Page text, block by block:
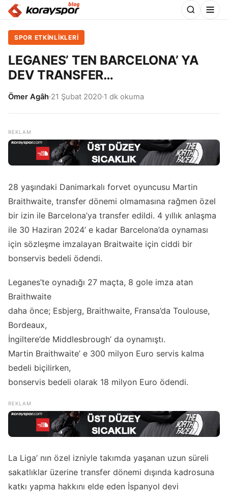
SPOR ETKİNLİKLERİ
LEGANES’ TEN BARCELONA’ YA
DEV TRANSFER…
Ömer Agâh·21 Şubat 2020·1 dk okuma
28 yaşındaki Danimarkalı forvet oyuncusu Martin
Braithwaite, transfer dönemi olmamasına rağmen özel
bir izin ile Barcelona’ya transfer edildi. 4 yıllık anlaşma
ile 30 Haziran 2024’ e kadar Barcelona’da oynaması
için sözleşme imzalayan Braitwaite için ciddi bir
bonservis bedeli ödendi.
Leganes’te oynadığı 27 maçta, 8 gole imza atan
Braithwaite
daha önce; Esbjerg, Braithwaite, Fransa’da Toulouse,
Bordeaux,
İngiltere’de Middlesbrough’ da oynamıştı.
Martin Braithwaite’ e 300 milyon Euro servis kalma
bedeli biçilirken,
bonservis bedeli olarak 18 milyon Euro ödendi.
La Liga’ nın özel izniyle takımda yaşanan uzun süreli
sakatlıklar üzerine transfer dönemi dışında kadrosuna
katkı yapma hakkını elde eden İspanyol devi